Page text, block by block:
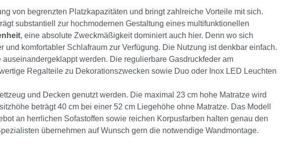
von begrenzten Platzkapazitäten und bringt zahlreiche Vorteile mit sich.
substantiell zur hochmodernen Gestaltung eines multifunktionellen
, eine absolute Zweckmäßigkeit dominiert auch hier. Denn wo sich
komfortabler Schlafraum zur Verfügung. Die Nutzung ist denkbar einfach.
werden. Die regulierbare Gasdruckfeder am
Regalteile zu Dekorationszwecken sowie Duo oder Inox LED Leuchten
und Decken genutzt werden. Die maximal 23 cm hohe Matratze wird
beträgt 40 cm bei einer 52 cm Liegehöhe ohne Matratze. Das Modell
an herrlichen Sofastoffen sowie reichen Korpusfarben halten genau den
übernehmen auf Wunsch gern die notwendige Wandmontage.